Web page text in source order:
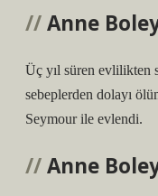
Anne
Üç yıl süren evlilikten
sebeplerden dolayı
Seymour ile evlendi.
Anne